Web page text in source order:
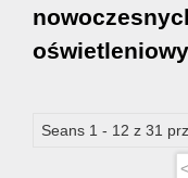
Seans 1 - 12 z 31